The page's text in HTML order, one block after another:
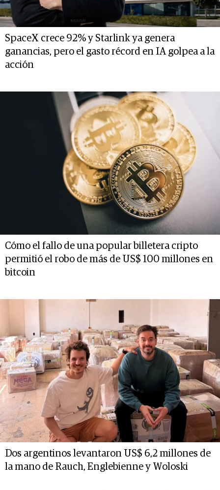
SpaceX crece 92% y Starlink ya genera
ganancias, pero el gasto récord en IA golpea a la
acción
Cómo el fallo de una popular billetera cripto
permitió el robo de más de US$ 100 millones en
bitcoin
Dos argentinos levantaron US$ 6,2 millones de
la mano de Rauch, Englebienne y Woloski